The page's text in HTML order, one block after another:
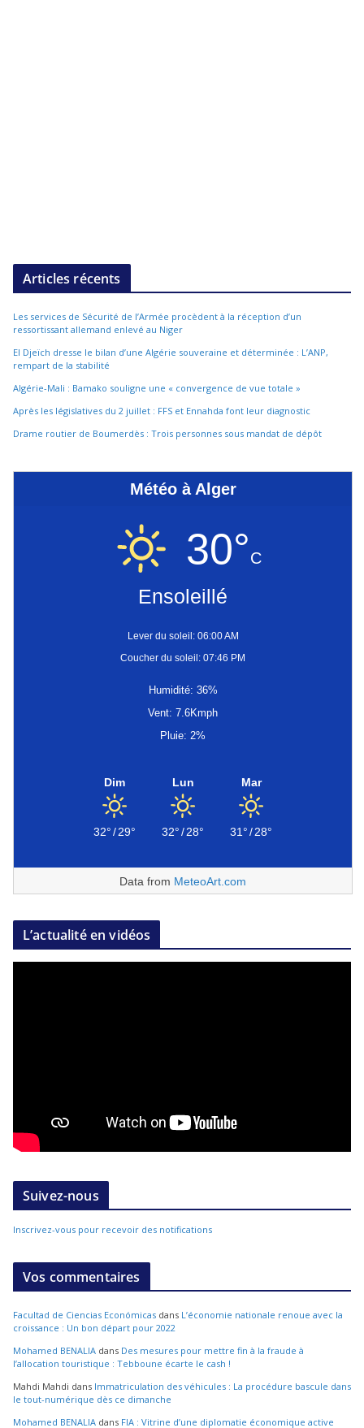
Articles récents
Les services de Sécurité de l’Armée procèdent à la réception d’un
ressortissant allemand enlevé au Niger
El Djeïch dresse le bilan d’une Algérie souveraine et déterminée : L’ANP,
rempart de la stabilité
Algérie-Mali : Bamako souligne une « convergence de vue totale »
Après les législatives du 2 juillet : FFS et Ennahda font leur diagnostic
Drame routier de Boumerdès : Trois personnes sous mandat de dépôt
Météo à Alger
30°C
Ensoleillé
Lever du soleil: 06:00 AM
Coucher du soleil: 07:46 PM
Humidité: 36%
Vent: 7.6Kmph
Pluie: 2%
Dim
32°/29°
Lun
32°/28°
Mar
31°/28°
Data from MeteoArt.com
L’actualité en vidéos
Suivez-nous
Inscrivez-vous pour recevoir des notifications
Vos commentaires
Facultad de Ciencias Económicas dans L’économie nationale renoue avec la
croissance : Un bon départ pour 2022
Mohamed BENALIA dans Des mesures pour mettre fin à la fraude à
l’allocation touristique : Tebboune écarte le cash !
Mahdi Mahdi dans Immatriculation des véhicules : La procédure bascule dans
le tout-numérique dès ce dimanche
Mohamed BENALIA dans FIA : Vitrine d’une diplomatie économique active